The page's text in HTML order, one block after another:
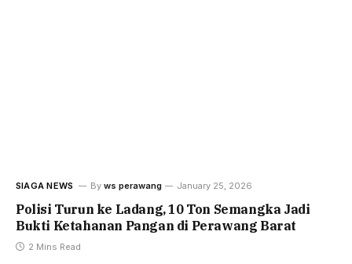
SIAGA NEWS By ws perawang January 25, 2026
Polisi Turun ke Ladang, 10 Ton Semangka Jadi
Bukti Ketahanan Pangan di Perawang Barat
2 Mins Read